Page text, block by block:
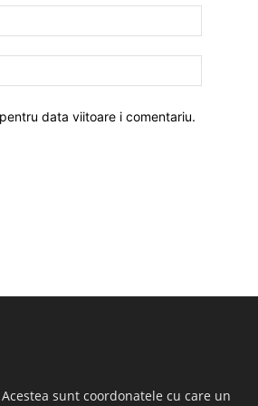
data viitoare i comentariu.
Acestea sunt coordonatele cu care un